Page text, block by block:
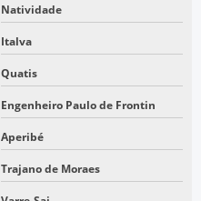
Natividade
Italva
Quatis
Engenheiro Paulo de Frontin
Aperibé
Trajano de Moraes